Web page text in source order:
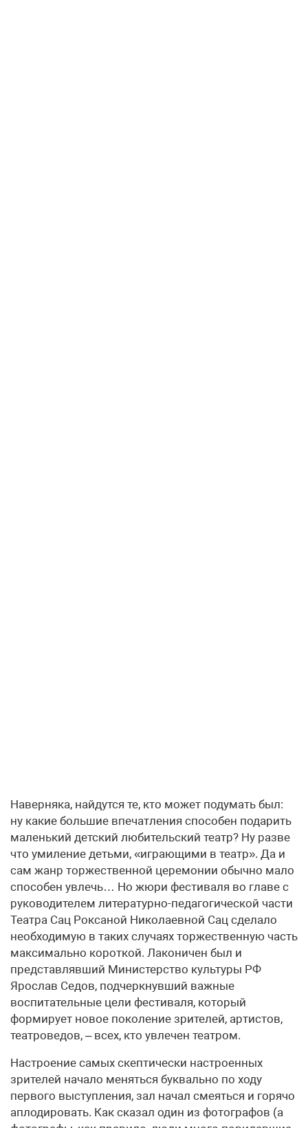
Наверняка, найдутся те, кто может подумать был:
ну какие большие впечатления способен подарить
маленький детский любительский театр? Ну разве
что умиление детьми, «играющими в театр». Да и
сам жанр торжественной церемонии обычно мало
способен увлечь… Но жюри фестиваля во главе с
руководителем литературно-педагогической части
Театра Сац Роксаной Николаевной Сац сделало
необходимую в таких случаях торжественную часть
максимально короткой. Лаконичен был и
представлявший Министерство культуры РФ
Ярослав Седов, подчеркнувший важные
воспитательные цели фестиваля, который
формирует новое поколение зрителей, артистов,
театроведов, – всех, кто увлечен театром.
Настроение самых скептически настроенных
зрителей начало меняться буквально по ходу
первого выступления, зал начал смеяться и горячо
аплодировать. Как сказал один из фотографов (а